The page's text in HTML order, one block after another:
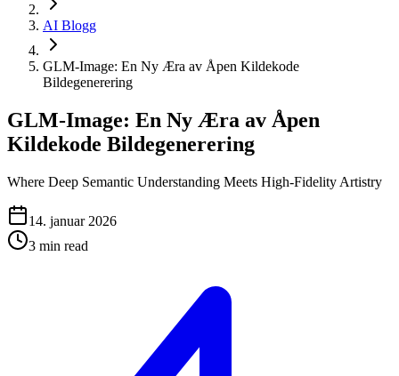
AI Blogg
GLM-Image: En Ny Æra av Åpen Kildekode
Bildegenerering
GLM-Image: En Ny Æra av Åpen
Kildekode Bildegenerering
Where Deep Semantic Understanding Meets High-Fidelity Artistry
14. januar 2026
3 min read